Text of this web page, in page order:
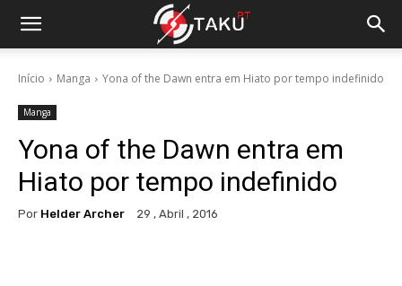
Início Manga Yona of the Dawn entra em Hiato por tempo indefinido
Manga
Yona of the Dawn entra em
Hiato por tempo indefinido
Por Helder Archer 29 , Abril , 2016